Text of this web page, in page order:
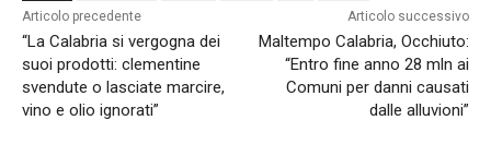
Articolo precedente
“La Calabria si vergogna dei
suoi prodotti: clementine
svendute o lasciate marcire,
vino e olio ignorati”
Articolo successivo
Maltempo Calabria, Occhiuto:
“Entro fine anno 28 mln ai
Comuni per danni causati
dalle alluvioni”